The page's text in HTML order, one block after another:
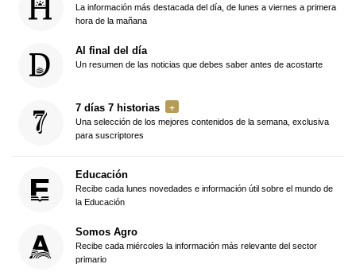
La información más destacada del día, de lunes a viernes a primera
hora de la mañana
Al final del día
Un resumen de las noticias que debes saber antes de acostarte
7 días 7 historias
Una selección de los mejores contenidos de la semana, exclusiva
para suscriptores
Educación
Recibe cada lunes novedades e información útil sobre el mundo de
la Educación
Somos Agro
Recibe cada miércoles la información más relevante del sector
primario